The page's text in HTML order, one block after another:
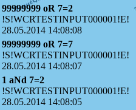
99999999 oR 7=2
!S!WCRTESTINPUT000001!E!
28.05.2014 14:08:08
99999999 oR 7=7
!S!WCRTESTINPUT000001!E!
28.05.2014 14:08:07
1 aNd 7=2
!S!WCRTESTINPUT000001!E!
28.05.2014 14:08:05